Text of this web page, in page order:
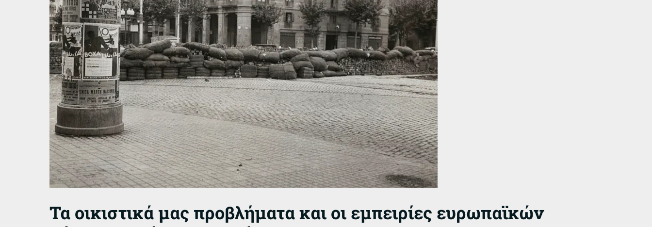
Τα οικιστικά μας προβλήματα και οι εμπειρίες ευρωπαϊκών